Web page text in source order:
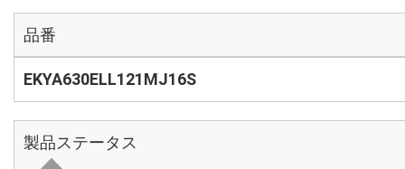
品番
EKYA630ELL121MJ16S
製品ステータス